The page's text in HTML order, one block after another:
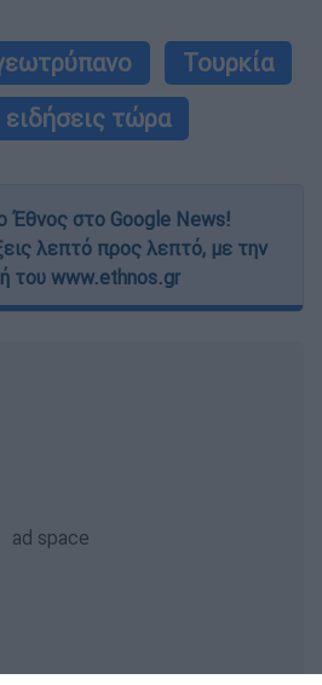
Τουρκία
ειδήσεις τώρα
Έθνος στο Google News!
λεπτό προς λεπτό, με την
του www.ethnos.gr